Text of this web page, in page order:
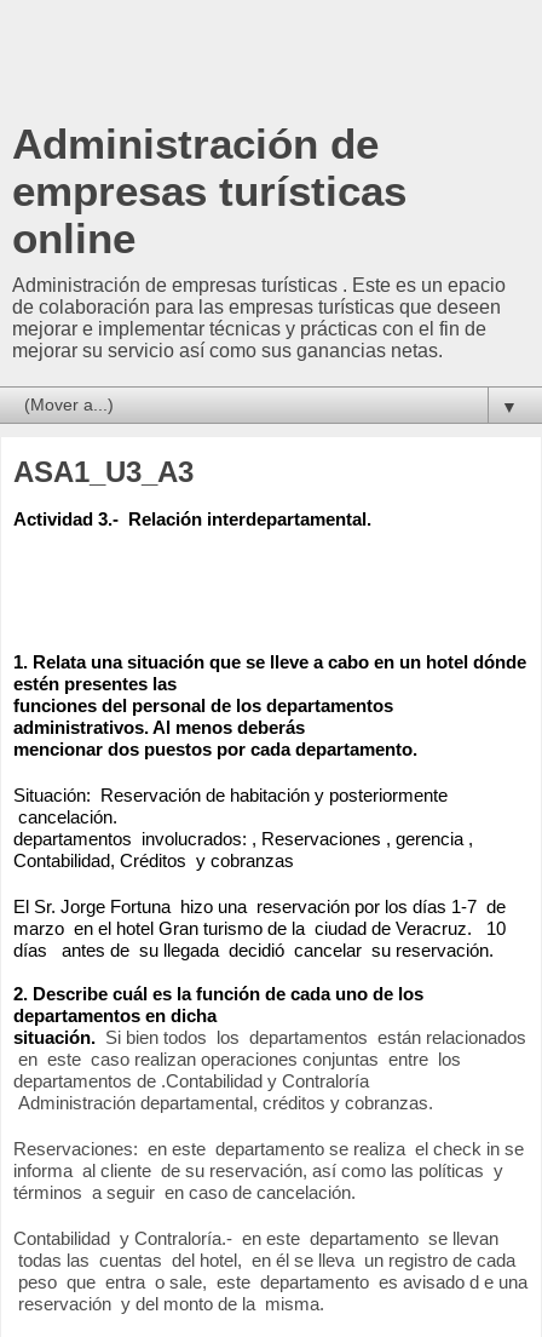
Administración de
empresas turísticas
online
Administración de empresas turísticas . Este es un epacio
de colaboración para las empresas turísticas que deseen
mejorar e implementar técnicas y prácticas con el fin de
mejorar su servicio así como sus ganancias netas.
▼
ASA1_U3_A3
Actividad 3.-  Relación interdepartamental.
1. Relata una situación que se lleve a cabo en un hotel dónde
estén presentes las
funciones del personal de los departamentos
administrativos. Al menos deberás
mencionar dos puestos por cada departamento.
Situación:  Reservación de habitación y posteriormente
cancelación.
departamentos  involucrados: , Reservaciones , gerencia ,
Contabilidad, Créditos  y cobranzas
El Sr. Jorge Fortuna  hizo una  reservación por los días 1-7  de
marzo  en el hotel Gran turismo de la  ciudad de Veracruz.   10
días   antes de  su llegada  decidió  cancelar  su reservación.
2. Describe cuál es la función de cada uno de los
departamentos en dicha
situación. Si bien todos  los  departamentos  están relacionados
en  este  caso realizan operaciones conjuntas  entre  los
departamentos de .Contabilidad y Contraloría
Administración departamental, créditos y cobranzas.
Reservaciones:  en este  departamento se realiza  el check in se
informa  al cliente  de su reservación, así como las políticas  y
términos  a seguir  en caso de cancelación.
Contabilidad  y Contraloría.-  en este  departamento  se llevan
todas las  cuentas  del hotel,  en él se lleva  un registro de cada
peso  que  entra  o sale,  este  departamento  es avisado d e una
reservación  y del monto de la  misma.